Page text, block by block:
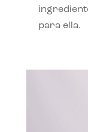
para ella.